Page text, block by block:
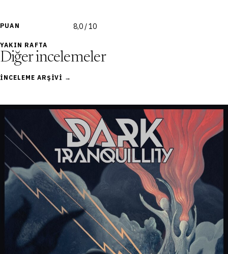
PUAN 8,0 / 10
YAKIN RAFTA
Diğer incelemeler
İNCELEME ARŞIVI →